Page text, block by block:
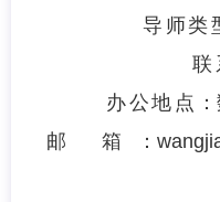
导师类
联
办公地点：
邮 箱：